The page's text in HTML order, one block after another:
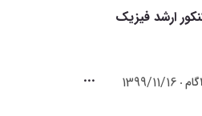
ارشد فیزیک
1399/11/16